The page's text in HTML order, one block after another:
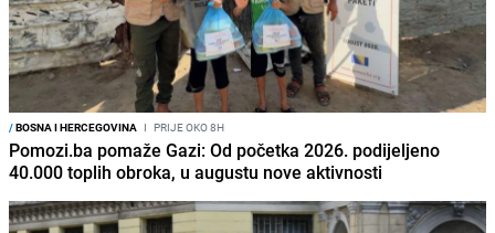
/BOSNA I HERCEGOVINA I PRIJE OKO 8H
Pomozi.ba pomaže Gazi: Od početka 2026. podijeljeno
40.000 toplih obroka, u augustu nove aktivnosti